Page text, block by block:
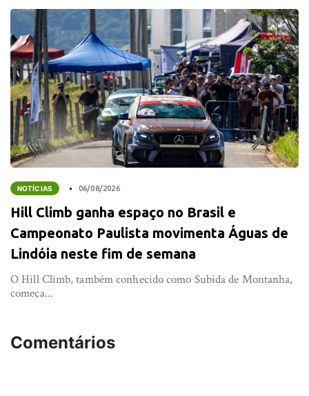
NOTÍCIAS 06/08/2026
Hill Climb ganha espaço no Brasil e
Campeonato Paulista movimenta Águas de
Lindóia neste fim de semana
O Hill Climb, também conhecido como Subida de Montanha,
começa...
Comentários